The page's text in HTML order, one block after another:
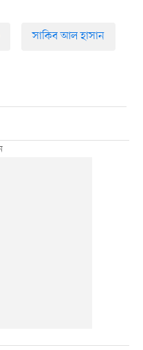
সাকিব আল হাসান